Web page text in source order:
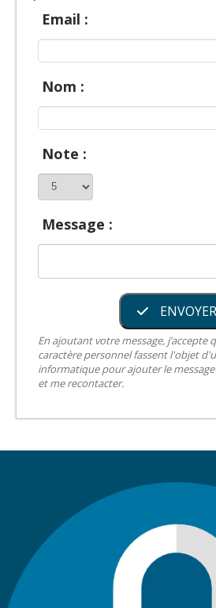
Email :
Nom :
Note :
Message :
ENVOYER
En ajoutant votre message, j’accepte
caractère personnel fassent l'objet
informatique pour ajouter le
et me recontacter.